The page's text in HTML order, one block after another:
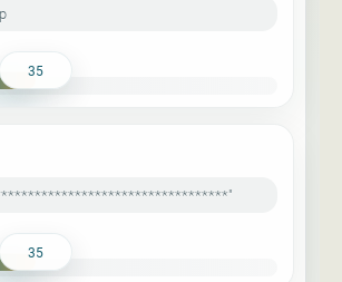
35
35